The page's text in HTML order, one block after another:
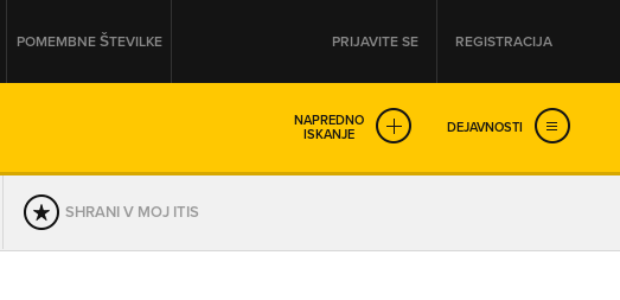
POMEMBNE ŠTEVILKE PRIJAVITE SE REGISTRACIJA
NAPREDNO
ISKANJE DEJAVNOSTI
SHRANI V MOJ ITIS